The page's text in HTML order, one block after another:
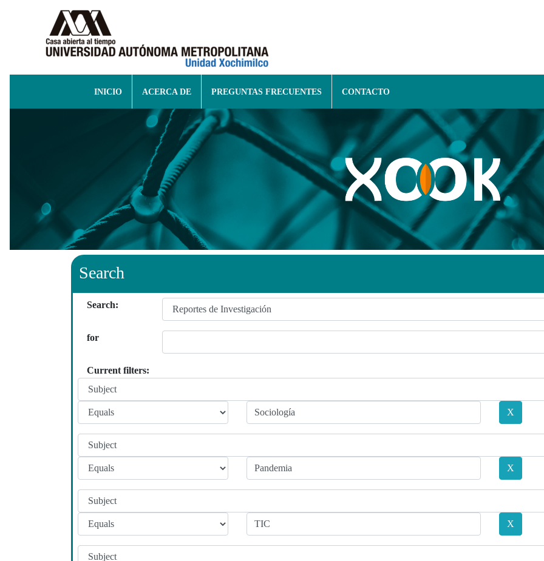
INICIO ACERCA DE PREGUNTAS FRECUENTES CONTACTO
Search
Search:
for
Current filters: